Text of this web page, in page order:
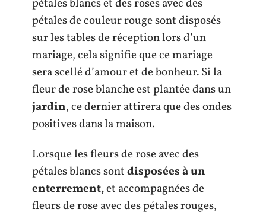
pétales blancs et des roses avec des
pétales de couleur rouge sont disposés
sur les tables de réception lors d’un
mariage, cela signifie que ce mariage
sera scellé d’amour et de bonheur. Si la
fleur de rose blanche est plantée dans un
jardin, ce dernier attirera que des ondes
positives dans la maison.
Lorsque les fleurs de rose avec des
pétales blancs sontdisposées à un
enterrement,et accompagnées de
fleurs de rose avec des pétales rouges,